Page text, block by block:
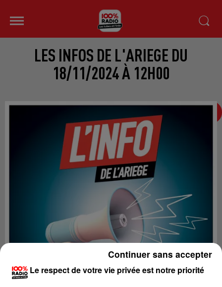
LES INFOS DE L'ARIEGE DU
18/11/2024 À 12H00
Le respect de votre vie privée est notre priorité
Continuer sans accepter